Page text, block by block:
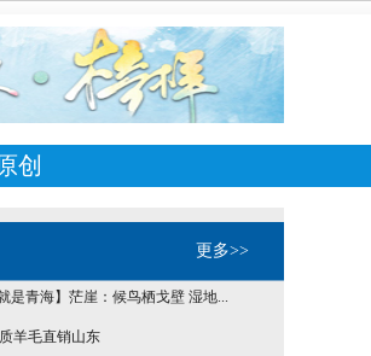
创
更多>>
是青海】茫崖：候鸟栖戈壁 湿地...
羊毛直销山东